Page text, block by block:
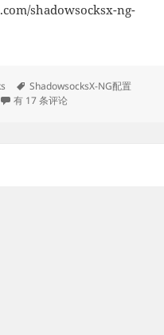
shadowsocksx-ng-
标
签
ShadowsocksX-NG配置
ShadowsocksX-NG配置教程
有 17 条评论